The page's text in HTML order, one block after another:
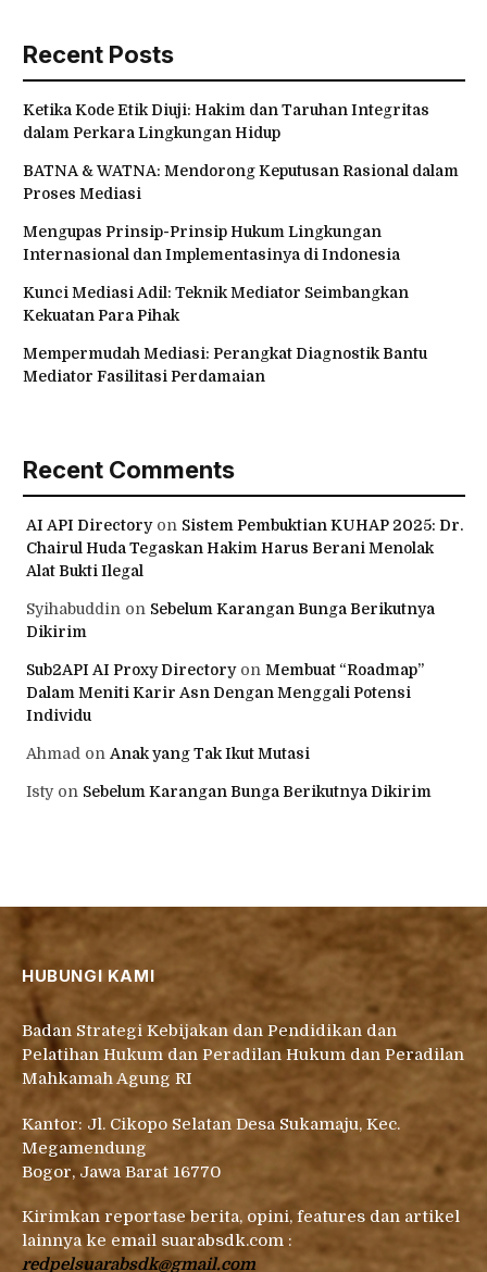
Recent Posts
Ketika Kode Etik Diuji: Hakim dan Taruhan Integritas
dalam Perkara Lingkungan Hidup
BATNA & WATNA: Mendorong Keputusan Rasional dalam
Proses Mediasi
Mengupas Prinsip-Prinsip Hukum Lingkungan
Internasional dan Implementasinya di Indonesia
Kunci Mediasi Adil: Teknik Mediator Seimbangkan
Kekuatan Para Pihak
Mempermudah Mediasi: Perangkat Diagnostik Bantu
Mediator Fasilitasi Perdamaian
Recent Comments
AI API Directoryon Sistem Pembuktian KUHAP 2025: Dr.
Chairul Huda Tegaskan Hakim Harus Berani Menolak
Alat Bukti Ilegal
Syihabuddin on Sebelum Karangan Bunga Berikutnya
Dikirim
Sub2API AI Proxy Directoryon Membuat “Roadmap”
Dalam Meniti Karir Asn Dengan Menggali Potensi
Individu
Ahmad on Anak yang Tak Ikut Mutasi
Istyon Sebelum Karangan Bunga Berikutnya Dikirim
HUBUNGI KAMI
Badan Strategi Kebijakan dan Pendidikan dan
Pelatihan Hukum dan Peradilan Hukum dan Peradilan
Mahkamah Agung RI
Kantor: Jl. Cikopo Selatan Desa Sukamaju, Kec.
Megamendung
Bogor, Jawa Barat 16770
Kirimkan reportase berita, opini, features dan artikel
lainnya ke email suarabsdk.com :
redpelsuarabsdk@gmail.com